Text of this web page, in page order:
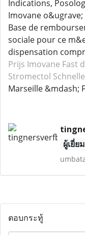
Indications,
Imovane
Base de
sociale pour ce
dispensation
Prijs Imovane Fast
Stromectol
Marseille &mdash;
ผู้เยี่ย
ตอบกระทู้